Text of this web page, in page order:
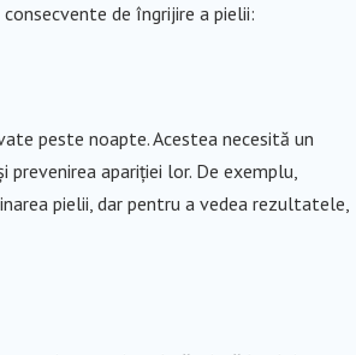
de îngrijire a pielii:
peste noapte. Acestea necesită un
apariției lor. De exemplu,
pielii, dar pentru a vedea rezultatele,